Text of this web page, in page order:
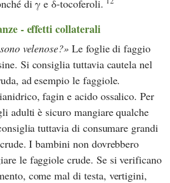
di γ e δ-tocoferoli.
- effetti collaterali
velenose? Le foglie di faggio
Si consiglia tuttavia cautela nel
ad esempio le faggiole.
fagin e acido ossalico. Per
adulti è sicuro mangiare qualche
tuttavia di consumare grandi
I bambini non dovrebbero
le faggiole crude. Se si verificano
come mal di testa, vertigini,